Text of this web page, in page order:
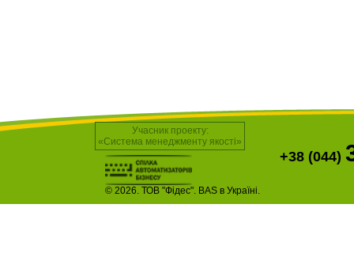
Учасник проекту:
«Система менеджменту якості»
© 2026. ТОВ "Фідес". BAS в Україні.
+38 (044)